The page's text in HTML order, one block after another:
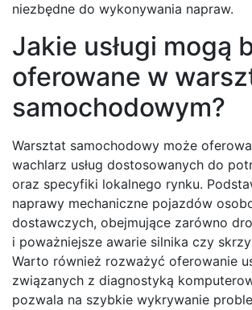
niezbędne do wykonywania napraw.
Jakie usługi mogą
oferowane w
samochodowym?
Warsztat samochodowy może
wachlarz usług dostosowanych do
oraz specyfiki lokalnego rynku.
naprawy mechaniczne pojazdów
dostawczych, obejmujące zarówno
i poważniejsze awarie silnika czy
Warto również rozważyć oferowanie
związanych z diagnostyką
pozwala na szybkie wykrywanie